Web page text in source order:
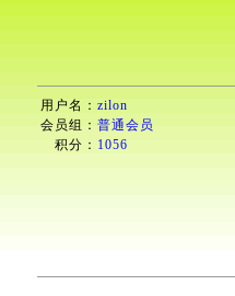
用户名： zilon
会员组： 普通会员
积分： 1056